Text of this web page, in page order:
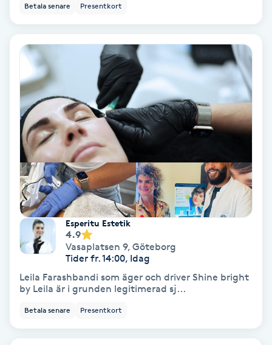
Shiatsu
Singelfransar
Sjukgymnastik
Skalpmassage
Skinbooster
Sklerosering
Skoinlägg
Skäggfärgning
Skäggklippning
Betala senare Presentkort
Esperitu Estetik
4.9
Vasaplatsen 9, Göteborg
Tider fr. 14:00, Idag
Leila Farashbandi som äger och driver Shine bright
by Leila är i grunden legitimerad sj...
Betala senare Presentkort